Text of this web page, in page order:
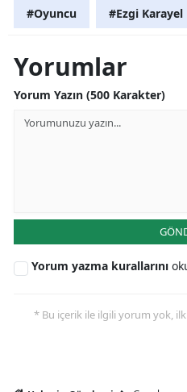
#Oyuncu #Ezgi Karayel
Yorumlar
Yorum Yazın (500 Karakter)
Yorum yazma kurallarını
* Bu içerik ile ilgili yorum yok,